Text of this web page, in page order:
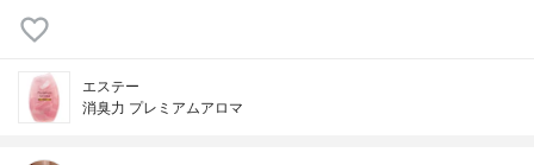
エステー
消臭力 プレミアムアロマ